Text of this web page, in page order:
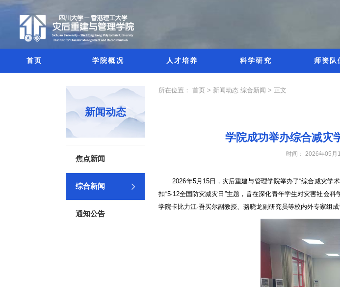
首页 学院概况 人才培养 科学研究 师资队
新闻动态
焦点新闻
综合新闻
通知公告
所在位置： 首页 > 新闻动态综合新闻 > 正文
学院成功举办综合减灾
时间： 2026年05月
2026年5月 15日，灾后重建与管理学院举办了“综合减灾学
扣“5·12全国防灾减灾日”主题，旨在深化青年学生对灾害社会
学院卡比力江·吾买尔副教授、骆晓龙副研究员等校内外专家组